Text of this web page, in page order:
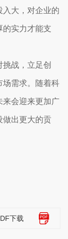
入大，对企业的
的实力才能支
战，立足创
场需求。随着科
来会迎来更加广
做出更大的贡
下载